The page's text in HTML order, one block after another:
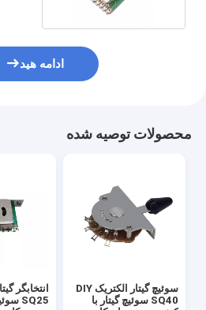
ادامه هید
محصولات توصیه شده
سوئیچ گیتار الکتریک DIY
SQ40 سوئیچ گیتار با
انتخابگر